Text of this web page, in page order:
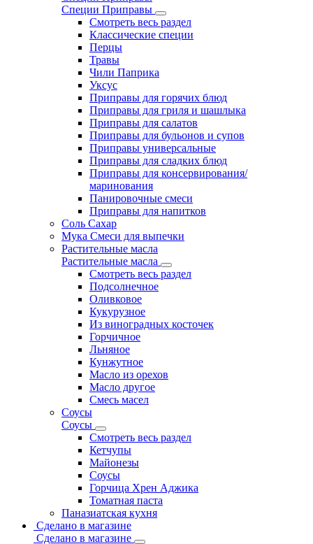
Специи Приправы
Смотреть весь раздел
Классические специи
Перцы
Травы
Чили Паприка
Уксус
Приправы для горячих блюд
Приправы для гриля и шашлыка
Приправы для салатов
Приправы для бульонов и супов
Приправы универсальные
Приправы для сладких блюд
Приправы для консервирования/
маринования
Панировочные смеси
Приправы для напитков
Соль Сахар
Мука Смеси для выпечки
Растительные масла
Растительные масла
Смотреть весь раздел
Подсолнечное
Оливковое
Кукурузное
Из виноградных косточек
Горчичное
Льняное
Кунжутное
Масло из орехов
Масло другое
Смесь масел
Соусы
Соусы
Смотреть весь раздел
Кетчупы
Майонезы
Соусы
Горчица Хрен Аджика
Томатная паста
Паназиатская кухня
Сделано в магазине
Сделано в магазине